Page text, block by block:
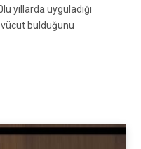
yıllarda uyguladığı
bulduğunu